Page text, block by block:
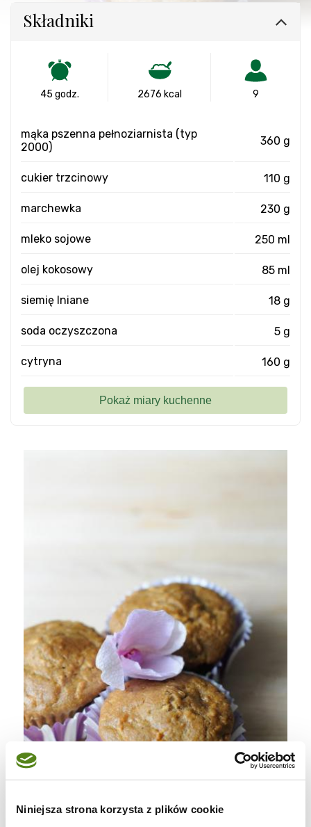
Niniejsza strona korzysta z plików cookie
Składniki
45 godz. 2676 kcal 9
mąka pszenna pełnoziarnista (typ
2000)
360 g
cukier trzcinowy 110 g
marchewka 230 g
mleko sojowe 250 ml
olej kokosowy 85 ml
siemię lniane 18 g
soda oczyszczona 5 g
cytryna 160 g